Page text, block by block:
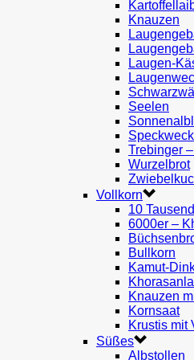
Knauzen
Laugen-
Seelen
Trebinger
Wurzelbrot
Vollkorn
10
6000er –
Bullkorn
Kamut-
Knauzen
Kornsaat
Krustis mit
Süßes
Albstollen